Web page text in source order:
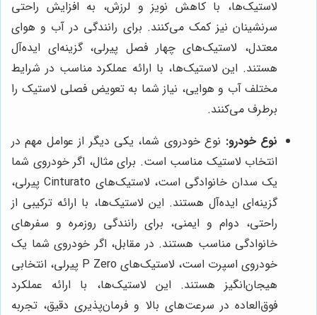
لاستیک‌ها، با کاهش نویز و لرزش، به افزایش راحتی
سرنشینان نیز کمک می‌کنند. برای رانندگی در آب و هوای
معتدل، لاستیک‌های چهار فصل پیرلی، گزینه‌ای ایده‌آل
هستند. این لاستیک‌ها، با ارائه عملکرد مناسب در شرایط
مختلف آب و هوایی، نیاز شما به تعویض فصلی لاستیک را
برطرف می‌کنند.
نوع خودرو: نوع خودروی شما، یکی دیگر از عوامل مهم در
انتخاب لاستیک مناسب است. برای مثال، اگر خودروی شما
یک سدان خانوادگی است، لاستیک‌های Cinturato پیرلی،
گزینه‌ای ایده‌آل هستند. این لاستیک‌ها، با ارائه ترکیبی از
راحتی، دوام و ایمنی، برای رانندگی روزمره و سفرهای
خانوادگی مناسب هستند. در مقابل، اگر خودروی شما یک
خودروی اسپرت است، لاستیک‌های P Zero پیرلی، انتخابی
هیجان‌انگیز هستند. این لاستیک‌ها، با ارائه عملکرد
فوق‌العاده در سرعت‌های بالا و فرمان‌پذیری دقیق، تجربه